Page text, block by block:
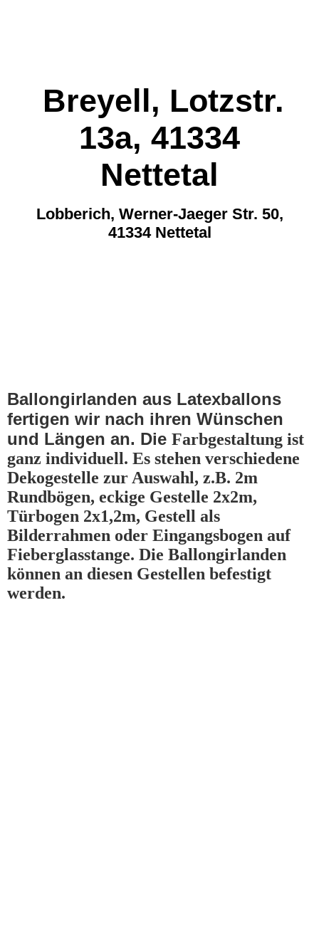
Breyell, Lotzstr.
13a, 41334
Nettetal
Lobberich, Werner-Jaeger Str. 50,
41334 Nettetal
Ballongirlanden aus Latexballons
fertigen wir nach ihren Wünschen
und Längen an. Die Farbgestaltung ist
ganz individuell. Es stehen verschiedene
Dekogestelle zur Auswahl, z.B. 2m
Rundbögen, eckige Gestelle 2x2m,
Türbogen 2x1,2m, Gestell als
Bilderrahmen oder Eingangsbogen auf
Fieberglasstange. Die Ballongirlanden
können an diesen Gestellen befestigt
werden.